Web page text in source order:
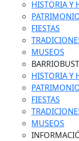
HISTORIA Y
FIESTAS
MUSEOS
HISTORIA Y
FIESTAS
MUSEOS